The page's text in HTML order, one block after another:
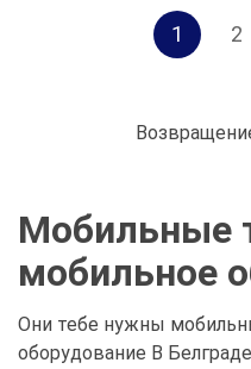
1 2
Мобильные
мобильное
Они тебе нужны
оборудование В